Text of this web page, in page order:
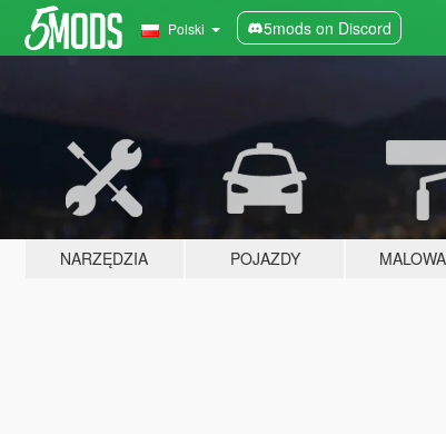
Polski 5mods on Discord
NARZĘDZIA POJAZDY